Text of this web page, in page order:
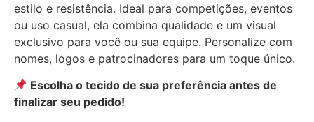
estilo e resistência. Ideal para competições, eventos
ou uso casual, ela combina qualidade e um visual
exclusivo para você ou sua equipe. Personalize com
nomes, logos e patrocinadores para um toque único.
Escolha o tecido de sua preferência antes de
finalizar seu pedido!